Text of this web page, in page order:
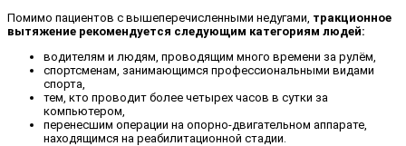
Помимо пациентов с вышеперечисленными недугами, тракционное
вытяжение рекомендуется следующим категориям людей:
водителям и людям, проводящим много времени за рулём,
спортсменам, занимающимся профессиональными видами
спорта,
тем, кто проводит более четырех часов в сутки за
компьютером,
перенесшим операции на опорно-двигательном аппарате,
находящимся на реабилитационной стадии.